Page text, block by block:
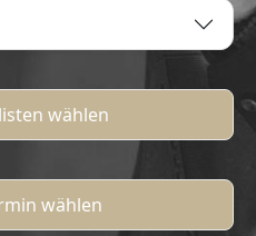
wählen
wählen